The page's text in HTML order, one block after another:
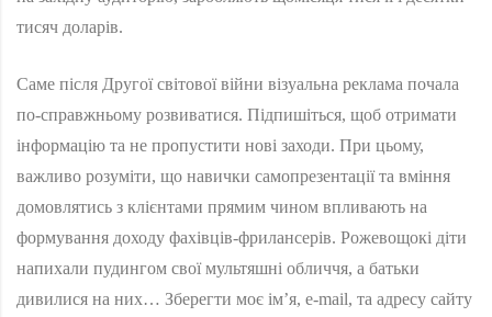
тисяч доларів.
Саме після Другої світової війни візуальна реклама почала
по-справжньому розвиватися. Підпишіться, щоб отримати
інформацію та не пропустити нові заходи. При цьому,
важливо розуміти, що навички самопрезентації та вміння
домовлятись з клієнтами прямим чином впливають на
формування доходу фахівців-фрилансерів. Рожевощокі діти
напихали пудингом свої мультяшні обличчя, а батьки
дивилися на них… Зберегти моє ім’я, e-mail, та адресу сайту